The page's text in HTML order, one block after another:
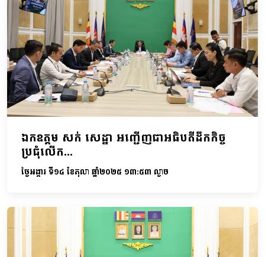
ឯកឧត្តម សក់ សេដ្ឋា អញ្ជើញជាអធិបតីដឹកកិច្ច
ប្រជុំលើក...
ថ្ងៃអង្គារ ទី១៤ ខែតុលា ឆ្នាំ២០២៥ ១៣:៥៣ ល្ងាច